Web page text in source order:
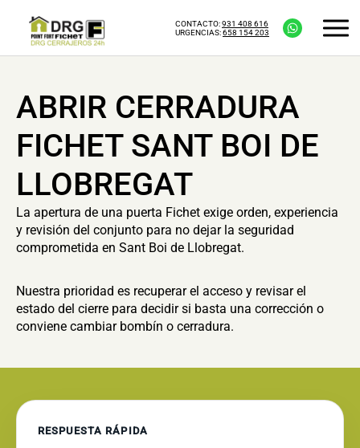
CONTACTO:931 408 616
URGENCIAS:658 154 203
ABRIR CERRADURA
FICHET SANT BOI DE
LLOBREGAT
La apertura de una puerta Fichet exige orden, experiencia
y revisión del conjunto para no dejar la seguridad
comprometida en Sant Boi de Llobregat.
Nuestra prioridad es recuperar el acceso y revisar el
estado del cierre para decidir si basta una corrección o
conviene cambiar bombín o cerradura.
RESPUESTA RÁPIDA